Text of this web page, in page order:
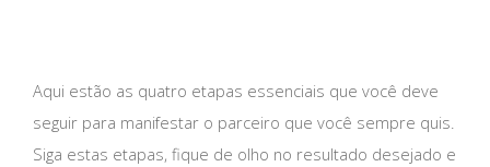
Aqui estão as quatro etapas essenciais que você deve
seguir para manifestar o parceiro que você sempre quis.
Siga estas etapas, fique de olho no resultado desejado e